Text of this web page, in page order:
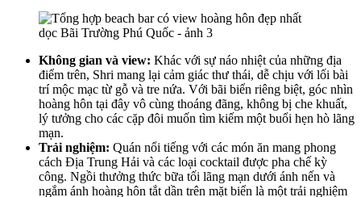
Không gian và view: Khác với sự náo nhiệt của những địa
điểm trên, Shri mang lại cảm giác thư thái, dễ chịu với lối bài
trí mộc mạc từ gỗ và tre nứa. Với bãi biển riêng biệt, góc nhìn
hoàng hôn tại đây vô cùng thoáng đãng, không bị che khuất,
lý tưởng cho các cặp đôi muốn tìm kiếm một buổi hẹn hò lãng
mạn.
Trải nghiệm: Quán nổi tiếng với các món ăn mang phong
cách Địa Trung Hải và các loại cocktail được pha chế kỳ
công. Ngồi thưởng thức bữa tối lãng mạn dưới ánh nến và
ngắm ánh hoàng hôn tắt dần trên mặt biển là một trải nghiệm